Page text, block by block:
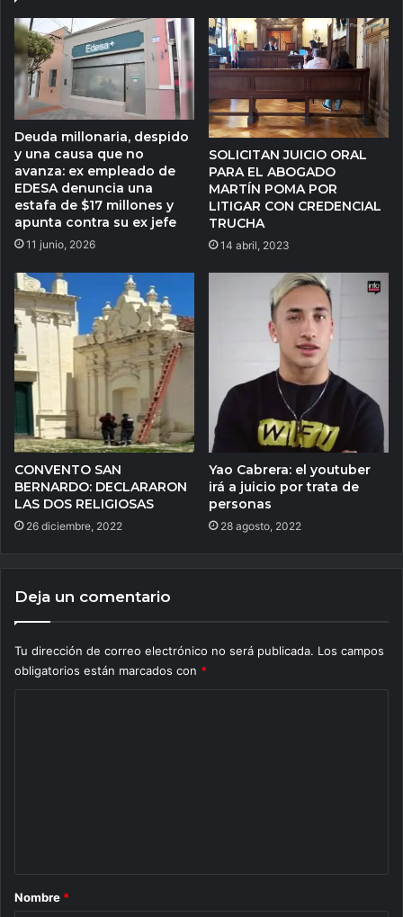
Deuda millonaria, despido
y una causa que no
avanza: ex empleado de
EDESA denuncia una
estafa de $17 millones y
apunta contra su ex jefe
11 junio, 2026
SOLICITAN JUICIO ORAL
PARA EL ABOGADO
MARTÍN POMA POR
LITIGAR CON CREDENCIAL
TRUCHA
14 abril, 2023
CONVENTO SAN
BERNARDO: DECLARARON
LAS DOS RELIGIOSAS
26 diciembre, 2022
Yao Cabrera: el youtuber
irá a juicio por trata de
personas
28 agosto, 2022
Deja un comentario
Tu dirección de correo electrónico no será publicada. Los campos
obligatorios están marcados con *
rNombre *